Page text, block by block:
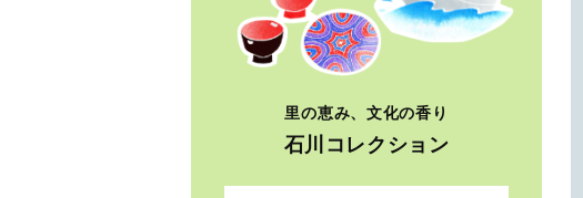
里の恵み、文化の香り
石川コレクション